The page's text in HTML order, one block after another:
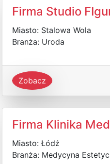
Firma Studio
Miasto: Stalowa Wola
Branża: Uroda
Zobacz
Firma Klinika
Miasto: Łódź
Branża: Medycyna